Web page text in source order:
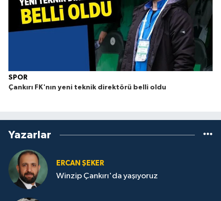
SPOR
Çankırı FK'nın yeni teknik direktörü belli oldu
Yazarlar
ERCAN ŞEKER
Winzip Çankırı'da yaşıyoruz